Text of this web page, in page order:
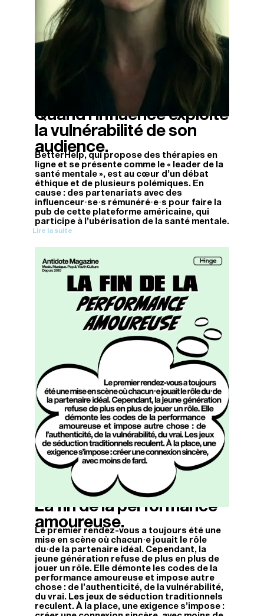
Quand l’influence exploite
la vulnérabilité de son
audience.
BetterHelp, qui propose des thérapies en
ligne et se présente comme le « leader de la
santé mentale », est au cœur d’un débat
éthique et de plusieurs polémiques. En
cause : des partenariats avec des
influenceur·se·s rémunéré·e·s pour faire la
pub de cette plateforme américaine, qui
participe à l’ubérisation de la santé mentale.
Lire la suite
La fin de la performance
amoureuse.
Le premier rendez-vous a toujours été une
mise en scène où chacun·e jouait le rôle
du·de la partenaire idéal. Cependant, la
jeune génération refuse de plus en plus de
jouer un rôle. Elle démonte les codes de la
performance amoureuse et impose autre
chose : de l’authenticité, de la vulnérabilité,
du vrai. Les jeux de séduction traditionnels
reculent. À la place, une exigence s’impose :